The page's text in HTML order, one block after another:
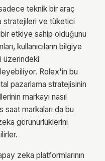
teknik bir araç
stratejileri ve tüketici
etkiye sahip olduğunu
kullanıcıların bilgiye
üzerindeki
Rolex'in bu
pazarlama stratejisinin
markayı nasıl
saat markaları da bu
görünürlüklerini
zeka platformlarının